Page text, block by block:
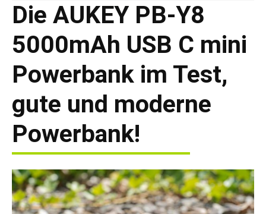
Die AUKEY PB-Y8
5000mAh USB C mini
Powerbank im Test,
gute und moderne
Powerbank!